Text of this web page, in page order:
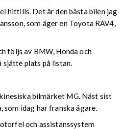
hittills. Det är den bästa bilen jag
som äger en Toyota RAV4,
följs av BMW, Honda och
sjätte plats på listan.
bilmärket MG. Näst sist
som idag har franska ägare.
och assistanssystem